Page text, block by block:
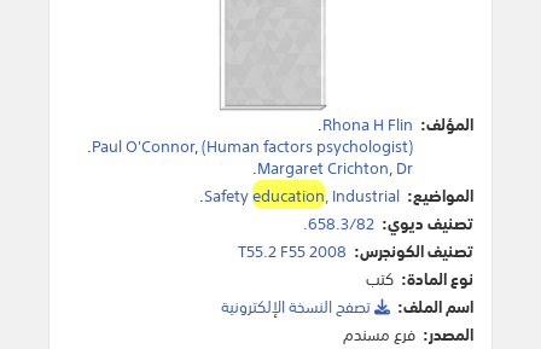
المؤلف: Rhona H Flin
.
Paul O'Connor,(Human factors psychologist)
.
Margaret Crichton,Dr
.
المواضيع:
Safetyeducation, Industrial
.
تصنيف ديوي: 658.3/82.
تصنيف الكونجرس: T55.2 F55 2008
نوع المادة: كتب
اسم الملف:
تصفح النسخة اﻹلكترونية
المصدر: فرع مسندم